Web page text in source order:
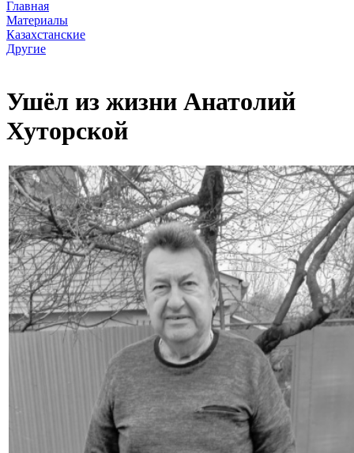
Главная
Материалы
Казахстанские
Другие
Ушёл из жизни Анатолий
Хуторской